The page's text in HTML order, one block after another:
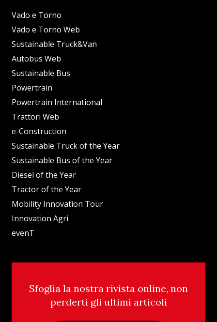
Vado e Torno
Vado e Torno Web
Sustainable Truck&Van
Autobus Web
Sustainable Bus
Powertrain
Powertrain International
Trattori Web
e-Construction
Sustainable Truck of the Year
Sustainable Bus of the Year
Diesel of the Year
Tractor of the Year
Mobility Innovation Tour
Innovation Agri
evenT
Sfoglia la nostra rivista online, non
perderti gli ultimi articoli